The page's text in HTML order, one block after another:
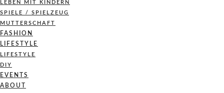
LEBEN MIT KINDERN
SPIELE / SPIELZEUG
MUTTERSCHAFT
FASHION
LIFESTYLE
LIFESTYLE
DIY
EVENTS
ABOUT